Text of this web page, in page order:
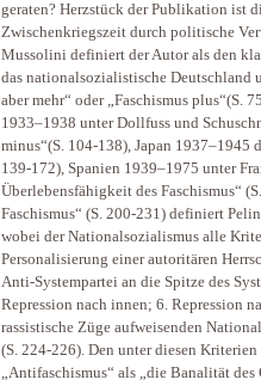
geraten? Herzstück der Publikation ist
Zwischenkriegszeit durch politische
Mussolini definiert der Autor als den
das nationalsozialistische Deutschland
aber mehr“ oder „Faschismus plus“(S.
1933–1938 unter Dollfuss und
minus“(S. 104-138), Japan 1937–1945
139-172), Spanien 1939–1975 unter
Überlebensfähigkeit des Faschismus“
Faschismus“ (S. 200-231) definiert
wobei der Nationalsozialismus alle
Personalisierung einer autoritären
Anti-Systempartei an die Spitze des
Repression nach innen; 6. Repression
rassistische Züge aufweisenden
(S. 224-226). Den unter diesen
„Antifaschismus“ als „die Banalität